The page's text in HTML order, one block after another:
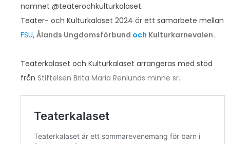
namnet @teaterochkulturkalaset.
Teater- och Kulturkalaset 2024 är ett samarbete mellan
FSU, Ålands Ungdomsförbund och Kulturkarnevalen.
Teaterkalaset och Kulturkalaset arrangeras med stöd
från Stiftelsen Brita Maria Renlunds minne sr.